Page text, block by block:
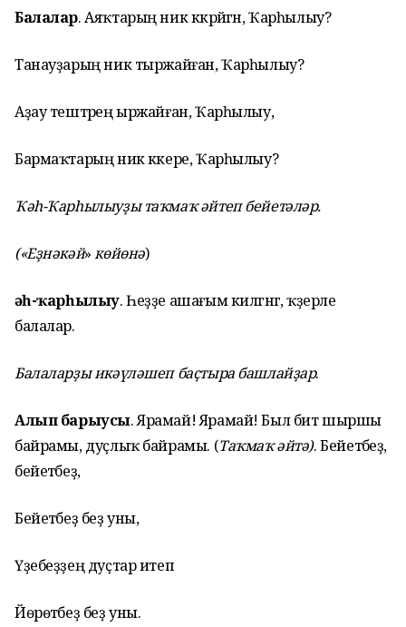
Балалар. Аяҡтарың ник кәкрәйгән, Ҡарһылыу?
Танауҙарың ник тыржайған, Ҡарһылыу?
Аҙау тештәрең ыржайған, Ҡарһылыу,
Бармаҡтарың ник кәкере, Ҡарһылыу?
Ҡәһ-Ҡарһылыуҙы таҡмаҡ әйтеп бейетәләр.
(«Еҙнәкәй»көйөнә)
Ҡәһ-ҡарһылыу. Һеҙҙе ашағым килгәнгә, ҡәҙерле
балалар.
Балаларҙы икәүләшеп баҫтыра башлайҙар.
Алып барыусы. Ярамай! Ярамай! Был бит шыршы
байрамы, дуҫлыҡ байрамы. (Таҡмаҡ әйтә). Бейетәбеҙ,
бейетәбеҙ,
Бейетәбеҙ беҙ уны,
Үҙебеҙҙең дуҫтар итеп
Йөрөтәбеҙ беҙ уны.